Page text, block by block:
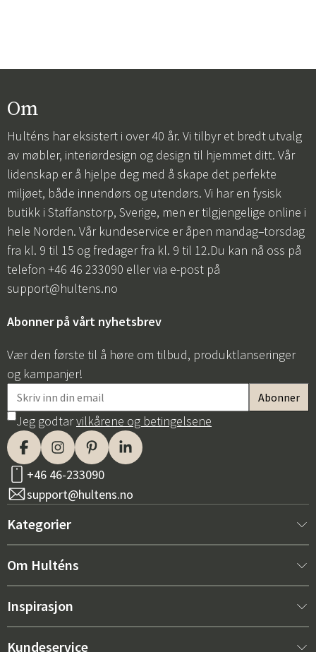
Om
Hulténs har eksistert i over 40 år. Vi tilbyr et bredt utvalg
av møbler, interiørdesign og design til hjemmet ditt. Vår
lidenskap er å hjelpe deg med å skape det perfekte
miljøet, både innendørs og utendørs. Vi har en fysisk
butikk i Staffanstorp, Sverige, men er tilgjengelige online i
hele Norden. Vår kundeservice er åpen mandag–torsdag
fra kl. 9 til 15 og fredager fra kl. 9 til 12.Du kan nå oss på
telefon +46 46 233090 eller via e-post på
support@hultens.no
Abonner på vårt nyhetsbrev
Vær den første til å høre om tilbud, produktlanseringer
og kampanjer!
Jeg godtarvilkårene og betingelsene
+46 46-233090
support@hultens.no
Kategorier
Nytt hos oss
Innredning
Om Hulténs
Om Hulténs
Inspirasjon
Bestselger
Kundeservice